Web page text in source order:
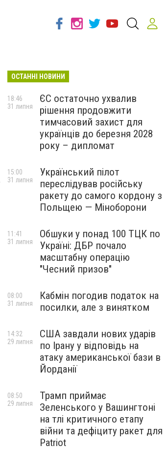
ОСТАННІ НОВИНИ
ЄС остаточно ухвалив
рішення продовжити
тимчасовий захист для
українців до березня 2028
року – дипломат
18:46
31 липня
Український пілот
переслідував російську
ракету до самого кордону з
Польщею — Міноборони
15:00
31 липня
Обшуки у понад 100 ТЦК по
Україні: ДБР почало
масштабну операцію
"Чесний призов"
11:41
31 липня
Кабмін погодив податок на
посилки, але з винятком
08:00
31 липня
США завдали нових ударів
по Ірану у відповідь на
атаку американської бази в
Йорданії
14:32
29 липня
Трамп приймає
Зеленського у Вашингтоні
на тлі критичного етапу
війни та дефіциту ракет для
Patriot
08:50
29 липня